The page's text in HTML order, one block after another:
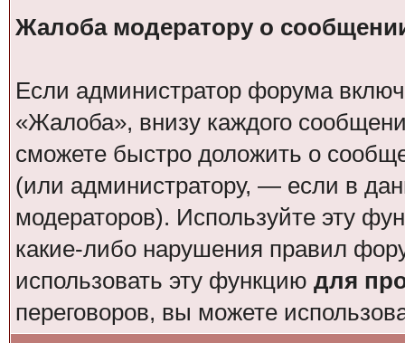
Жалоба модератору о
Если администратор форума
«Жалоба», внизу каждого
сможете быстро доложить о
(или администратору, — если в
модераторов). Используйте эту
какие-либо нарушения правил
использовать эту функцию для
переговоров, вы можете